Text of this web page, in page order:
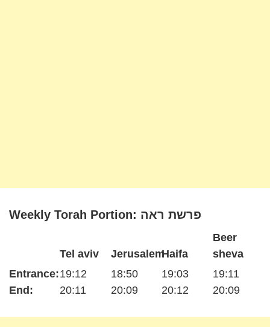
Weekly Torah Portion: פרשת ראה
Entrance:
End:
Tel aviv
19:12
20:11
Jerusalem
18:50
20:09
Haifa
19:03
20:12
Beer
sheva
19:11
20:09